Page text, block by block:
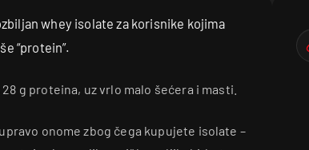
whey isolate za korisnike kojima
“protein”.
g proteina, uz vrlo malo šećera i masti.
onome zbog čega kupujete isolate –